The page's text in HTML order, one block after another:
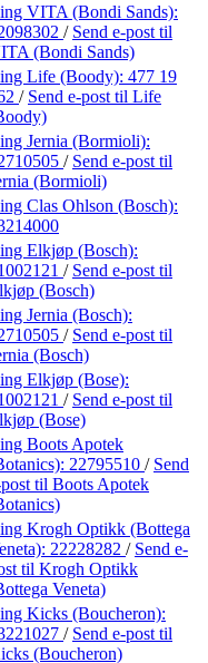
VITA (Bondi Sands):
/ Send e-post til
(Bondi Sands)
Life (Boody): 477 19
/ Send e-post til Life
Jernia (Bormioli):
/ Send e-post til
(Bormioli)
Clas Ohlson (Bosch):
Elkjøp (Bosch):
/ Send e-post til
(Bosch)
Jernia (Bosch):
/ Send e-post til
(Bosch)
Elkjøp (Bose):
/ Send e-post til
(Bose)
Boots Apotek
22795510 / Send
til Boots Apotek
Krogh Optikk (Bottega
22228282 / Send e-
til Krogh Optikk
Veneta)
Kicks (Boucheron):
/ Send e-post til
(Boucheron)